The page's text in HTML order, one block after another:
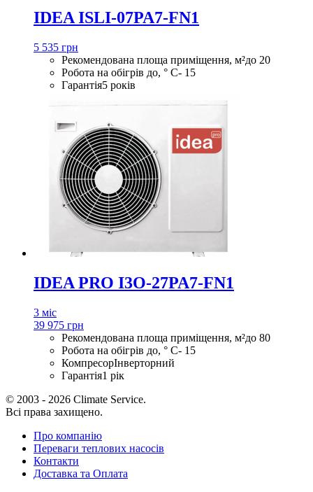
IDEA ISLI-07PA7-FN1
5 535 грн
Рекомендована площа приміщення, м²до 20
Робота на обігрів до, ° С- 15
Гарантія5 років
IDEA PRO I3O-27PA7-FN1
3 міс
39 975 грн
Рекомендована площа приміщення, м²до 80
Робота на обігрів до, ° С- 15
КомпресорІнверторний
Гарантія1 рік
© 2003 - 2026 Climate Service.
Всі права захищено.
Про компанію
Переваги теплових насосів
Контакти
Доставка та Оплата